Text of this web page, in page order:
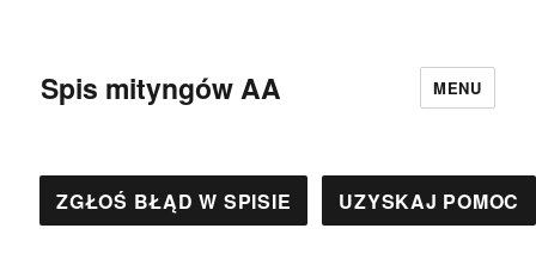
Spis mityngów AA MENU
ZGŁOŚ BŁĄD W SPISIE UZYSKAJ POMOC